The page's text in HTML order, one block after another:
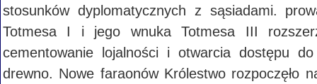
stosunków dyplomatycznych z sąsiadami.
Totmesa I i jego wnuka Totmesa III
cementowanie lojalności i otwarcia dostępu
drewno. Nowe faraonów Królestwo rozpoczęło